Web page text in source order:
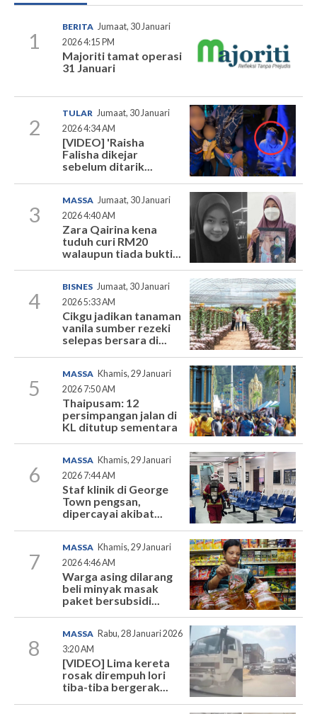
1
BERITA Jumaat, 30 Januari
2026 4:15 PM
Majoriti tamat operasi
31 Januari
2
TULAR Jumaat, 30 Januari
2026 4:34 AM
[VIDEO] 'Raisha
Falisha dikejar
sebelum ditarik...
3
MASSA Jumaat, 30 Januari
2026 4:40 AM
Zara Qairina kena
tuduh curi RM20
walaupun tiada bukti...
4
BISNES Jumaat, 30 Januari
2026 5:33 AM
Cikgu jadikan tanaman
vanila sumber rezeki
selepas bersara di...
5
MASSA Khamis, 29 Januari
2026 7:50 AM
Thaipusam: 12
persimpangan jalan di
KL ditutup sementara
6
MASSA Khamis, 29 Januari
2026 7:44 AM
Staf klinik di George
Town pengsan,
dipercayai akibat...
7
MASSA Khamis, 29 Januari
2026 4:46 AM
Warga asing dilarang
beli minyak masak
paket bersubsidi...
8
MASSA Rabu, 28 Januari 2026
3:20 AM
[VIDEO] Lima kereta
rosak dirempuh lori
tiba-tiba bergerak...